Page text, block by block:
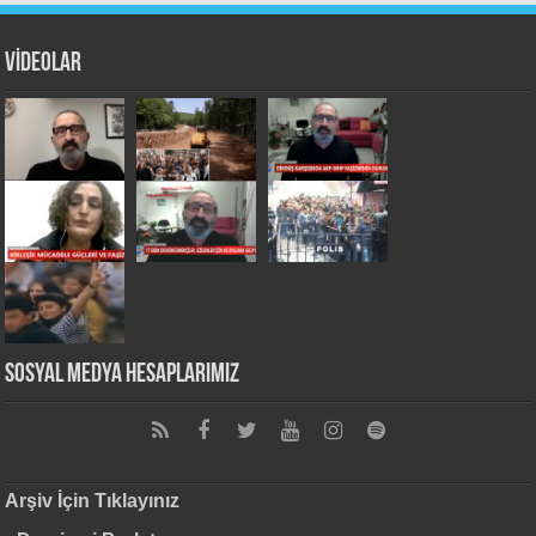
VİDEOLAR
Sosyal Medya Hesaplarımız
Arşiv İçin Tıklayınız